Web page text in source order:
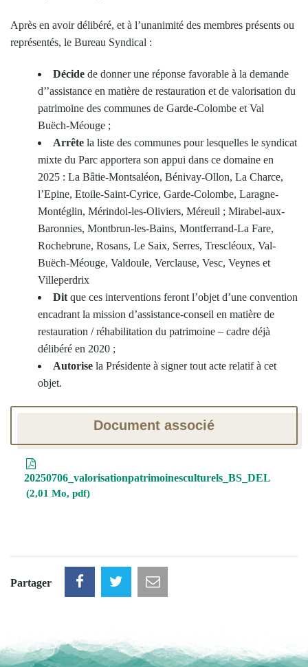
Après en avoir délibéré, et à l’unanimité des membres présents ou
représentés, le Bureau Syndical :
Décide de donner une réponse favorable à la demande
d’’assistance en matière de restauration et de valorisation du
patrimoine des communes de Garde-Colombe et Val
Buëch-Méouge ;
Arrête la liste des communes pour lesquelles le syndicat
mixte du Parc apportera son appui dans ce domaine en
2025 : La Bâtie-Montsaléon, Bénivay-Ollon, La Charce,
l’Epine, Etoile-Saint-Cyrice, Garde-Colombe, Laragne-
Montéglin, Mérindol-les-Oliviers, Méreuil ; Mirabel-aux-
Baronnies, Montbrun-les-Bains, Montferrand-La Fare,
Rochebrune, Rosans, Le Saix, Serres, Trescléoux, Val-
Buëch-Méouge, Valdoule, Verclause, Vesc, Veynes et
Villeperdrix
Dit que ces interventions feront l’objet d’une convention
encadrant la mission d’assistance-conseil en matière de
restauration / réhabilitation du patrimoine – cadre déjà
délibéré en 2020 ;
Autorise la Présidente à signer tout acte relatif à cet
objet.
Document associé
20250706_valorisationpatrimoinesculturels_BS_DEL
2,01 Mo, pdf
Partager